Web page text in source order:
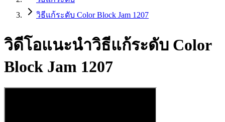
วิธีแก้ระดับ Color Block Jam 1207
วิดีโอแนะนำวิธีแก้ระดับ Color
Block Jam 1207